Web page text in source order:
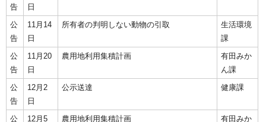
告
日
公
告
11月14
日
所有者の判明しない動物の引取
生活環境
課
公
告
11月20
日
農用地利用集積計画
有田みか
ん課
公
告
12月2
日
公示送達 健康課
公
12月5
農用地利用集積計画
有田みか